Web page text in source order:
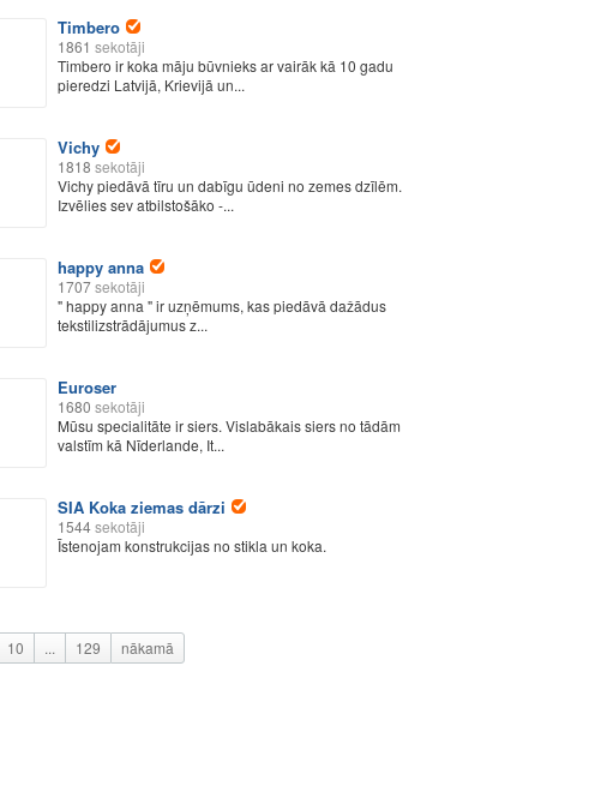
Timbero
1861 sekotāji
Timbero ir koka māju būvnieks ar vairāk kā 10 gadu
pieredzi Latvijā, Krievijā un...
Vichy
1818 sekotāji
Vichy piedāvā tīru un dabīgu ūdeni no zemes dzīlēm.
Izvēlies sev atbilstošāko -...
happy anna
1707sekotāji
" happy anna " ir uzņēmums, kas piedāvā dažādus
tekstilizstrādājumus z...
Euroser
1680 sekotāji
Mūsu specialitāte ir siers. Vislabākais siers no tādām
valstīm kā Nīderlande, It...
SIA Koka ziemas dārzi
1544sekotāji
Īstenojam konstrukcijas no stikla un koka.
10 ... 129 nākamā